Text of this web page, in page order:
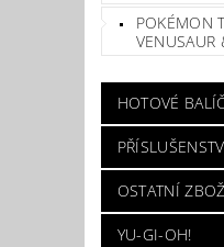
POKÉMON
VENUSAUR
HOTOVÉ
OSTATNÍ
YU-GI-OH!